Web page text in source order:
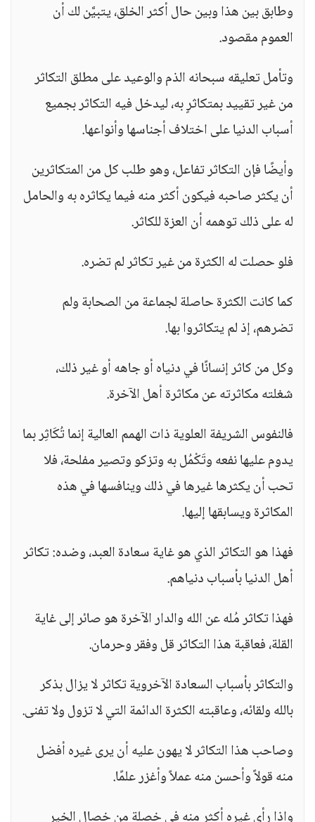
وطابق بين هذا وبين حال أكثر الخلق، يتبيَّن لك أن
العموم مقصود.
وتأمل تعليقه سبحانه الذم والوعيد على مطلق التكاثر
من غير تقييد بمتكاثرٍ به، ليدخل فيه التكاثر بجميع
أسباب الدنيا على اختلاف أجناسها وأنواعها.
وأيضًا فإن التكاثر تفاعل، وهو طلب كل من المتكاثرين
أن يكثر صاحبه فيكون أكثر منه فيما يكاثره به والحامل
له على ذلك توهمه أن العزة للكاثر.
فلو حصلت له الكثرة من غير تكاثر لم تضره.
كما كانت الكثرة حاصلة لجماعة من الصحابة ولم
تضرهم، إذ لم يتكاثروا بها.
وكل من كاثر إنسانًا في دنياه أو جاهه أو غير ذلك،
شغلته مكاثرته عن مكاثرة أهل الآخرة.
فالنفوس الشريفة العلوية ذات الهمم العالية إنما تُكَاثِر بما
يدوم عليها نفعه وتَكْمُل به وتزكو وتصير مفلحة، فلا
تحب أن يكثرها غيرها في ذلك وينافسها في هذه
المكاثرة ويسابقها إليها.
فهذا هو التكاثر الذي هو غاية سعادة العبد، وضده: تكاثر
أهل الدنيا بأسباب دنياهم.
فهذا تكاثر مُله عن الله والدار الآخرة هو صائر إلى غاية
القلة، فعاقبة هذا التكاثر قل وفقر وحرمان.
والتكاثر بأسباب السعادة الآخروية تكاثر لا يزال بذكر
بالله ولقائه، وعاقبته الكثرة الدائمة التي لا تزول ولا تفنى.
وصاحب هذا التكاثر لا يهون عليه أن يرى غيره أفضل
منه قولاً وأحسن منه عملاً وأغزر علمًا.